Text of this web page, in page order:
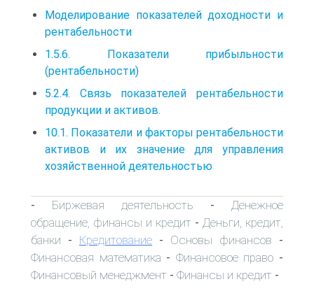
Моделирование показателей доходности и
рентабельности
1.5.6. Показатели прибыльности
(рентабельности)
5.2.4. Связь показателей рентабельности
продукции и активов.
10.1. Показатели и факторы рентабельности
активов и их значение для управления
хозяйственной деятельностью
- Биржевая деятельность - Денежное
обращение, финансы и кредит - Деньги, кредит,
банки - Кредитование - Основы финансов -
Финансовая математика - Финансовое право -
Финансовый менеджмент - Финансы и кредит -